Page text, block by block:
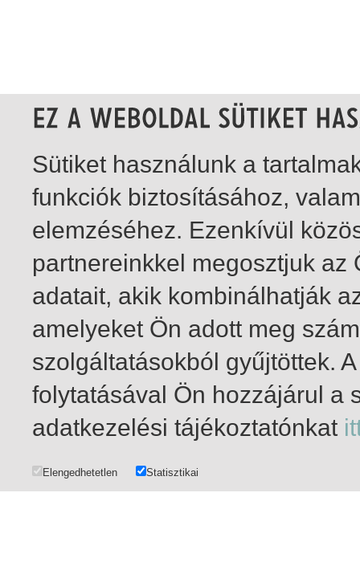
1-20 / összesen 59 találat
Sütiket használunk a
funkciók biztosításához,
elemzéséhez. Ezenkívül
partnereinkkel megosztjuk
adatait, akik kombinálhatják
amelyeket Ön adott meg
szolgáltatásokból gyűjtöttek.
folytatásával Ön hozzájárul a
adatkezelési tájékoztatónkat
Elengedhetetlen Statisztikai